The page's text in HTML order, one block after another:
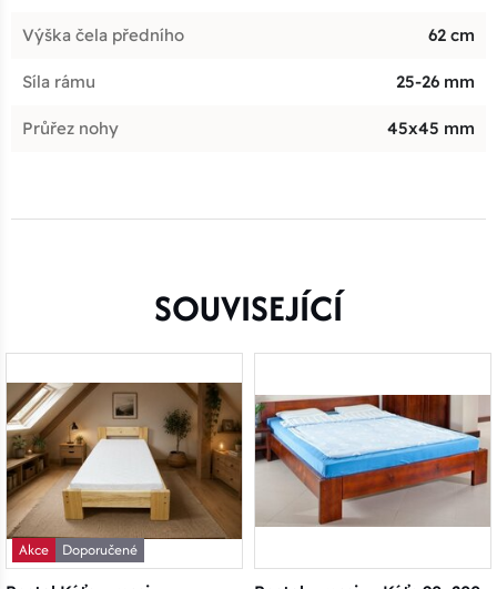
Výška čela předního 62 cm
Síla rámu 25-26 mm
Průřez nohy 45x45 mm
SOUVISEJÍCÍ
Akce
Doporučené